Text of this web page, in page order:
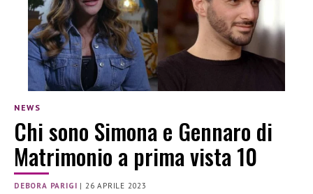
NEWS
Chi sono Simona e Gennaro di
Matrimonio a prima vista 10
DEBORA PARIGI | 26 APRILE 2023